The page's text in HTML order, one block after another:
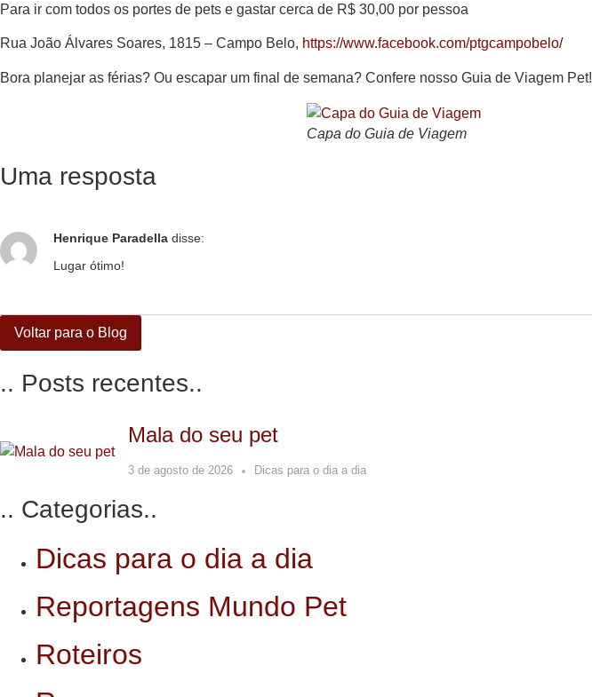
Para ir com todos os portes de pets e gastar cerca de R$ 30,00 por pessoa
Rua João Álvares Soares, 1815 – Campo Belo, https://www.facebook.com/ptgcampobelo/
Bora planejar as férias? Ou escapar um final de semana? Confere nosso Guia de Viagem Pet!
Capa do Guia de Viagem
Uma resposta
Henrique Paradella disse:
Lugar ótimo!
Voltar para o Blog
.. Posts recentes..
Mala do seu pet
3 de agosto de 2026 Dicas para o dia a dia
.. Categorias..
Dicas para o dia a dia
Reportagens Mundo Pet
Roteiros